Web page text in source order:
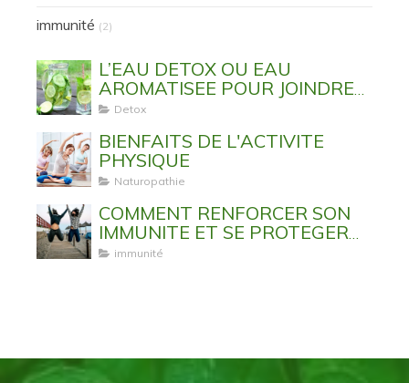
immunité (2)
L’EAU DETOX OU EAU
AROMATISEE POUR JOINDRE
L’UTILE A L’AGREABLE
Detox
BIENFAITS DE L'ACTIVITE
PHYSIQUE
Naturopathie
COMMENT RENFORCER SON
IMMUNITE ET SE PROTEGER
DES VIRUS ET MALADIES
immunité